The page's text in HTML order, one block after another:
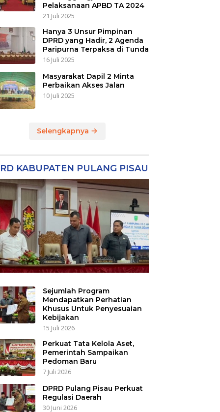
Pelaksanaan APBD TA 2024
21 Juli 2025
Hanya 3 Unsur Pimpinan
DPRD yang Hadir, 2 Agenda
Paripurna Terpaksa di Tunda
16 Juli 2025
Masyarakat Dapil 2 Minta
Perbaikan Akses Jalan
10 Juli 2025
Selengkapnya
KABUPATEN PULANG PISAU
Sejumlah Program
Mendapatkan Perhatian
Khusus Untuk Penyesuaian
Kebijakan
15 Juli 2026
Perkuat Tata Kelola Aset,
Pemerintah Sampaikan
Pedoman Baru
7 Juli 2026
DPRD Pulang Pisau Perkuat
Regulasi Daerah
30 Juni 2026